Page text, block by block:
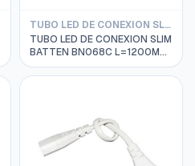
TUBO LED DE CONEXION SLIM BATTEN PHILIPS
TUBO LED DE CONEXION SLIM
BATTEN BN068C L=1200MM
14W 3000K 220-240VAC
20000HRS PHILIPS